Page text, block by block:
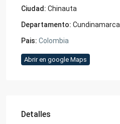
Ciudad: Chinauta
Departamento: Cundinamarca
Pais: Colombia
Abrir en google Maps
Detalles